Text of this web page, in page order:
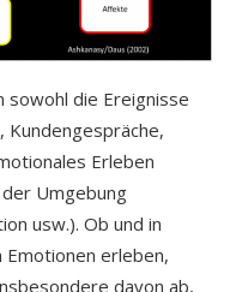
sowohl die Ereignisse
Erleben
Umgebung
usw.). Ob und in
Emotionen erleben,
davon ab,